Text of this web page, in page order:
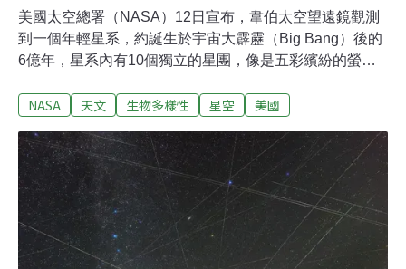
美國太空總署（NASA）12日宣布，韋伯太空望遠鏡觀測
到一個年輕星系，約誕生於宇宙大霹靂（Big Bang）後的
6億年，星系內有10個獨立的星團，像是五彩繽紛的螢火
銀河系估計已有136億年的歷史，而「螢火之光」質量大
河系在同時期的質量相當接近，所以科學家認為，觀察這
個年輕星系能一窺銀河系誕生的過程。螢火之光的星團處
於不同的形成或演化階段，所以閃爍不同顏色。這串五顏
六色的熠熠光芒，在太空科學家眼裡有不同的涵義。蘇格
蘭天文學家海曼斯（Catherine Heymans）告訴
《BBC》，他很喜歡這個像聖誕燈飾般閃閃發光的星系，
NASA 天文 生物多樣性 星空 美國